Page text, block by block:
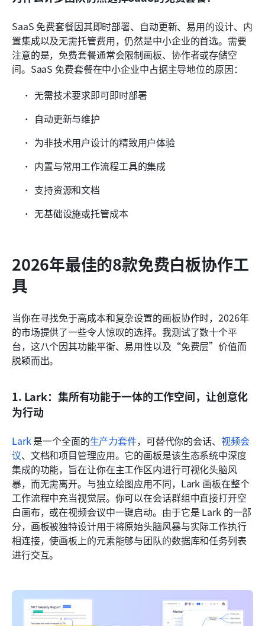
SaaS 免费套餐因其即时部署、自动更新、易用的设计、内
置集成以及无需托管费用，仍然是中小企业的首选。需要
注意的是，免费套餐通常会限制画板、协作者或存储空
间。SaaS 免费套餐在中小企业中占据主导地位的原因：
无需技术要求即可即时部署
自动更新与维护
为非技术用户设计的精致用户体验
内置与常用工作流程工具的集成
支持资源和文档
无基础设施或托管成本
2026年最佳的8款免费白板协作工
具
当你在寻找免于高成本和复杂设置的画板协作时，2026年
的市场提供了一些令人惊叹的选择。我测试了数十个平
台，这八个因其功能平衡、易用性以及“免费层”价值而
脱颖而出。
1. Lark：集所有功能于一体的工作空间，让创意化
为行动
Lark 是一个全面的生产力套件，可替代你的会话、 视频会
议、文档和项目管理应用。它的画板是该生态系统中深度
集成的功能，旨在让你在主工作区内进行可视化头脑风
暴，而无需离开。与独立绘图应用不同，Lark 画板在整个
工作流程中充当视觉层。你可以在会话群组中直接打开空
白画布，或在视频会议中一键启动。由于它是 Lark 的一部
分，画板被独特设计用于将原始头脑风暴与实际工作执行
相连接，使画板上的元素能够与团队的数据库和任务列表
进行交互。